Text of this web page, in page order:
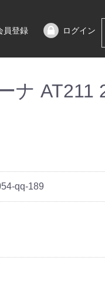
員登録 ログイン
ナ AT211
qq-189